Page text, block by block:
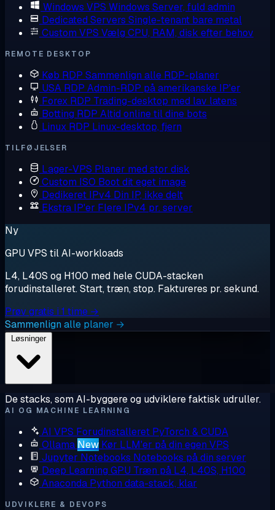
Windows VPS Windows Server, fuld admin
Dedicated Servers Single-tenant bare metal
Custom VPS Vælg CPU, RAM, disk efter behov
REMOTE DESKTOP
Køb RDP Sammenlign alle RDP-planer
USA RDP Admin-RDP på amerikanske IP'er
Forex RDP Trading-desktop med lav latens
Botting RDP Altid online til dine bots
Linux RDP Linux-desktop, fjern
TILFØJELSER
Lager-VPS Planer med stor disk
Custom ISO Boot dit eget image
Dedikeret IPv4 Din IP, ikke delt
Ekstra IP'er Flere IPv4 pr. server
Ny
GPU VPS til AI-workloads
L4, L40S og H100 med hele CUDA-stacken
forudinstalleret. Start, træn, stop. Faktureres pr. sekund.
Prøv gratis i 1 time →
Sammenlign alle planer →
Løsninger
De stacks, som AI-byggere og udviklere faktisk udruller.
AI OG MACHINE LEARNING
AI VPS Forudinstalleret PyTorch & CUDA
Ollama New Kør LLM'er på din egen VPS
Jupyter Notebooks Notebooks på din server
Deep Learning GPU Træn på L4, L40S, H100
Anaconda Python data-stack, klar
UDVIKLERE & DEVOPS